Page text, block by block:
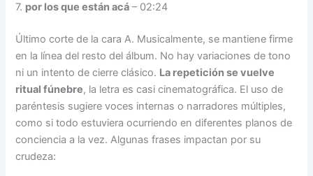
7. por los que están acá – 02:24
Último corte de la cara A. Musicalmente, se mantiene firme
en la línea del resto del álbum. No hay variaciones de tono
ni un intento de cierre clásico. La repetición se vuelve
ritual fúnebre, la letra es casi cinematográfica. El uso de
paréntesis sugiere voces internas o narradores múltiples,
como si todo estuviera ocurriendo en diferentes planos de
conciencia a la vez. Algunas frases impactan por su
crudeza: